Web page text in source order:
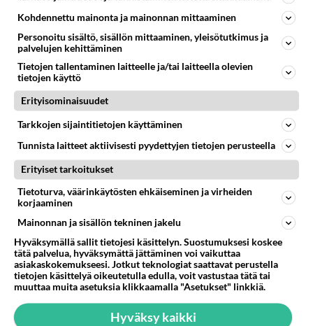
YLEISTÄ GRAFIIKASTA Vastattu 6v
Helppo Animaation teko ohjelma?
Kertokaa joku tosi helppo animaation teko ohjelma, ja
sanokaa osoite mistä se voisi löytyä :D. Itse haen
kaikki ohjelmat...
13.08.2002 12:42
Kohdennettu mainonta ja mainonnan mittaaminen
Personoitu sisältö, sisällön mittaaminen, yleisötutkimus ja
palvelujen kehittäminen
Tietojen tallentaminen laitteelle ja/tai laitteella olevien
tietojen käyttö
Erityisominaisuudet
Tarkkojen sijaintitietojen käyttäminen
Tunnista laitteet aktiivisesti pyydettyjen tietojen perusteella
Erityiset tarkoitukset
Tietoturva, väärinkäytösten ehkäiseminen ja virheiden
korjaaminen
Mainonnan ja sisällön tekninen jakelu
Hyväksymällä sallit tietojesi käsittelyn. Suostumuksesi koskee
tätä palvelua, hyväksymättä jättäminen voi vaikuttaa
asiakaskokemukseesi. Jotkut teknologiat saattavat perustella
tietojen käsittelyä oikeutetulla edulla, voit vastustaa tätä tai
muuttaa muita asetuksia klikkaamalla "Asetukset" linkkiä.
Hyväksy kaikki